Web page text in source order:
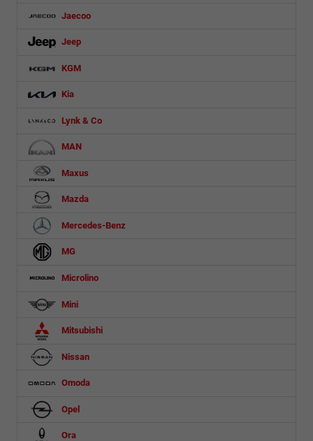
Jaecoo
Jeep
KGM
Kia
Lynk & Co
MAN
Maxus
Mazda
Mercedes-Benz
MG
Microlino
Mini
Mitsubishi
Nissan
Omoda
Opel
Ora